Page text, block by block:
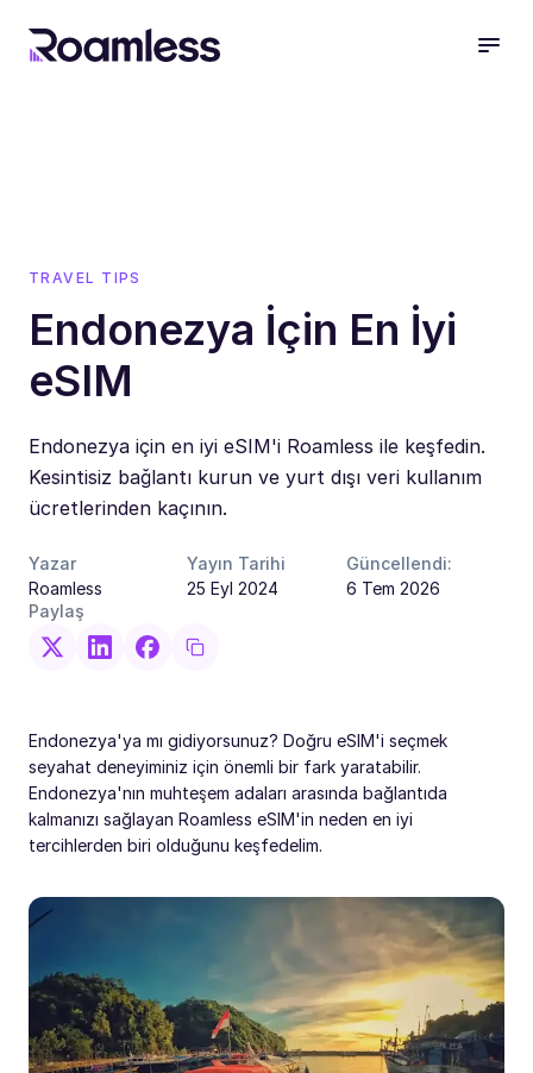
TRAVEL TIPS
Endonezya İçin En İyi
eSIM
Endonezya için en iyi eSIM'i Roamless ile keşfedin.
Kesintisiz bağlantı kurun ve yurt dışı veri kullanım
ücretlerinden kaçının.
Yazar
Roamless
Yayın Tarihi
25 Eyl 2024
Güncellendi:
6 Tem 2026
Paylaş
Endonezya'ya mı gidiyorsunuz? Doğru eSIM'i seçmek
seyahat deneyiminiz için önemli bir fark yaratabilir.
Endonezya'nın muhteşem adaları arasında bağlantıda
kalmanızı sağlayan Roamless eSIM'in neden en iyi
tercihlerden biri olduğunu keşfedelim.